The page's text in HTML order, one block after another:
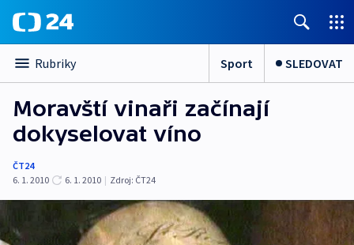
Rubriky Sport SLEDOVAT
Moravští vinaři začínají
dokyselovat víno
ČT24
6. 1. 2010
6. 1. 2010 | Zdroj: ČT24